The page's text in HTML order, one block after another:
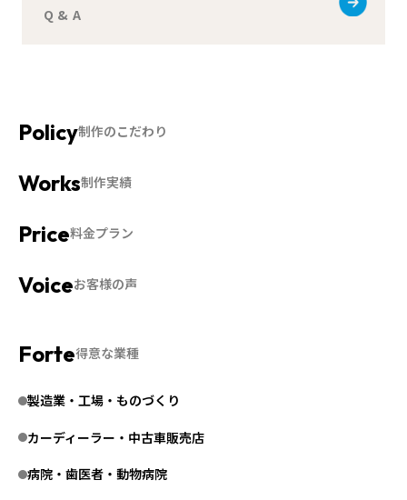
Q & A
制作のこだわり
制作実績
料金プラン
お客様の声
得意な業種
製造業・工場・ものづくり
カーディーラー・中古車販売店
病院・歯医者・動物病院